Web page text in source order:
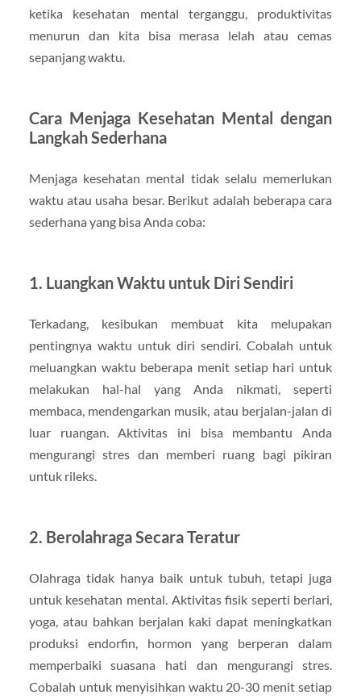
ketika kesehatan mental terganggu, produktivitas
menurun dan kita bisa merasa lelah atau cemas
sepanjang waktu.
Cara Menjaga Kesehatan Mental dengan
Langkah Sederhana
Menjaga kesehatan mental tidak selalu memerlukan
waktu atau usaha besar. Berikut adalah beberapa cara
sederhana yang bisa Anda coba:
1. Luangkan Waktu untuk Diri Sendiri
Terkadang, kesibukan membuat kita melupakan
pentingnya waktu untuk diri sendiri. Cobalah untuk
meluangkan waktu beberapa menit setiap hari untuk
melakukan hal-hal yang Anda nikmati, seperti
membaca, mendengarkan musik, atau berjalan-jalan di
luar ruangan. Aktivitas ini bisa membantu Anda
mengurangi stres dan memberi ruang bagi pikiran
untuk rileks.
2. Berolahraga Secara Teratur
Olahraga tidak hanya baik untuk tubuh, tetapi juga
untuk kesehatan mental. Aktivitas fisik seperti berlari,
yoga, atau bahkan berjalan kaki dapat meningkatkan
produksi endorfin, hormon yang berperan dalam
memperbaiki suasana hati dan mengurangi stres.
Cobalah untuk menyisihkan waktu 20-30 menit setiap